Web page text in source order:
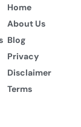
Home
About Us
Blog
Privacy
Disclaimer
Terms